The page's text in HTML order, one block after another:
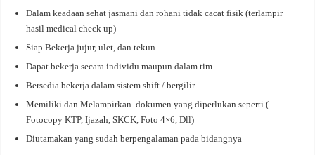
Dalam keadaan sehat jasmani dan rohani tidak cacat fisik (terlampir
hasil medical check up)
Siap Bekerja jujur, ulet, dan tekun
Dapat bekerja secara individu maupun dalam tim
Bersedia bekerja dalam sistem shift / bergilir
Memiliki dan Melampirkan dokumen yang diperlukan seperti (
Fotocopy KTP, Ijazah, SKCK, Foto 4×6, Dll)
Diutamakan yang sudah berpengalaman pada bidangnya